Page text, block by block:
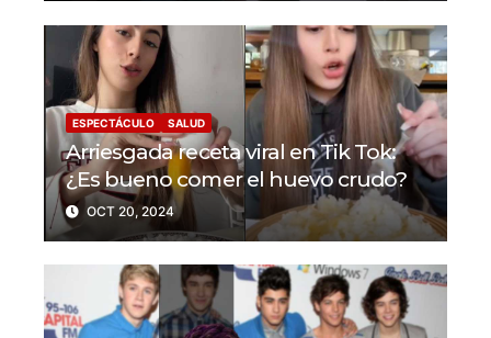
ESPECTÁCULO SALUD
Arriesgada receta viral en Tik Tok:
¿Es bueno comer el huevo crudo?
OCT 20, 2024